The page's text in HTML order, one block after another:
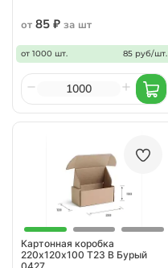
от 85 ₽ за шт
от 1000 шт. 85 руб/шт.
Картонная коробка
220х120х100 Т23 B Бурый